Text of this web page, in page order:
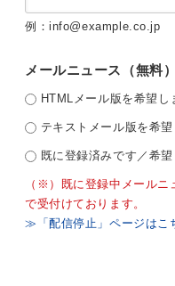
例：info@example.co.jp
メールニュース（無料）
HTMLメール版を希望し
テキストメール版を希望
既に登録済みです／希
（※）既に登録中メール
で受付けております。
≫「配信停止」ページはこ